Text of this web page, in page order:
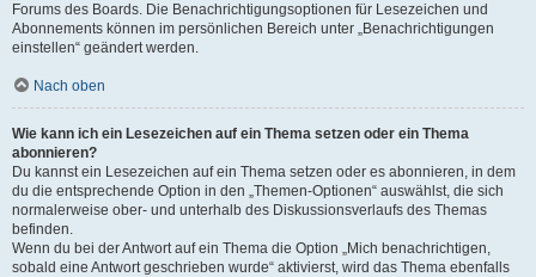
Forums des Boards. Die Benachrichtigungsoptionen für Lesezeichen und
Abonnements können im persönlichen Bereich unter „Benachrichtigungen
einstellen“ geändert werden.
Nach oben
Wie kann ich ein Lesezeichen auf ein Thema setzen oder ein Thema
abonnieren?
Du kannst ein Lesezeichen auf ein Thema setzen oder es abonnieren, in dem
du die entsprechende Option in den „Themen-Optionen“ auswählst, die sich
normalerweise ober- und unterhalb des Diskussionsverlaufs des Themas
befinden.
Wenn du bei der Antwort auf ein Thema die Option „Mich benachrichtigen,
sobald eine Antwort geschrieben wurde“ aktivierst, wird das Thema ebenfalls